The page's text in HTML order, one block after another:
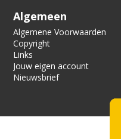
Algemeen
Algemene Voorwaarden
Copyright
Links
Jouw eigen account
Nieuwsbrief